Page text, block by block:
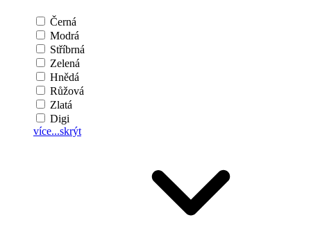
Černá
Modrá
Stříbrná
Zelená
Hnědá
Růžová
Zlatá
Digi
více...skrýt